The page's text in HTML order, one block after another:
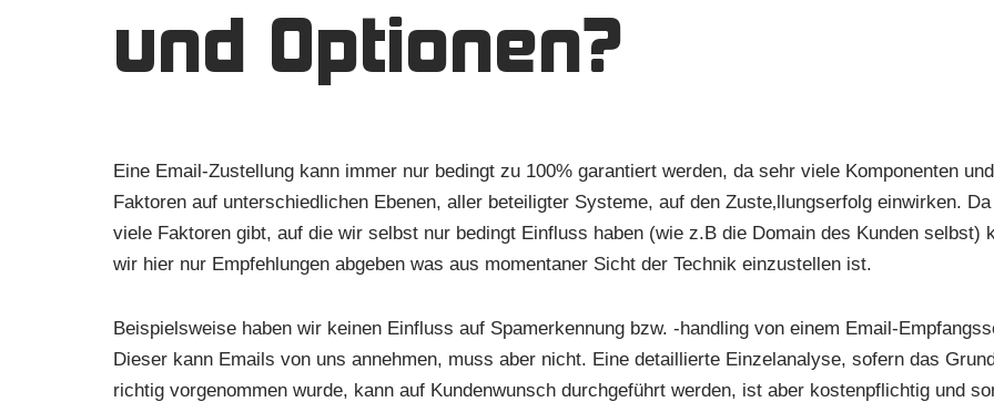
und Optionen?
Eine Email-Zustellung kann immer nur bedingt zu 100% garantiert werden, da sehr viele Komponenten und
Faktoren auf unterschiedlichen Ebenen, aller beteiligter Systeme, auf den Zuste‚llungserfolg einwirken.
viele Faktoren gibt, auf die wir selbst nur bedingt Einfluss haben (wie z.B die Domain des Kunden selbst)
wir hier nur Empfehlungen abgeben was aus momentaner Sicht der Technik einzustellen ist.
Beispielsweise haben wir keinen Einfluss auf Spamerkennung bzw. -handling von einem Email-
Dieser kann Emails von uns annehmen, muss aber nicht. Eine detaillierte Einzelanalyse, sofern das
richtig vorgenommen wurde, kann auf Kundenwunsch durchgeführt werden, ist aber kostenpflichtig und